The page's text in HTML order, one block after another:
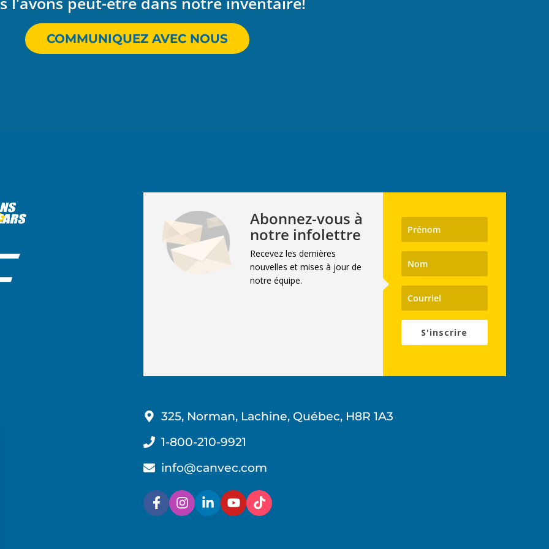
COMMUNIQUEZ AVEC NOUS
Abonnez-vous à
notre infolettre
Recevez les dernières
nouvelles et mises à jour de
notre équipe.
S'inscrire
325, Norman, Lachine, Québec, H8R 1A3
1-800-210-9921
info@canvec.com